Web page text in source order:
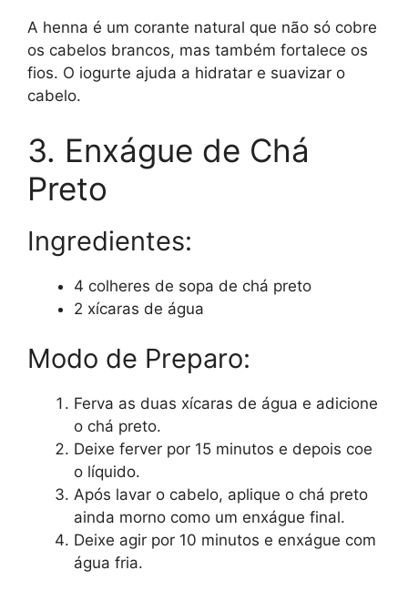
A henna é um corante natural que não só cobre
os cabelos brancos, mas também fortalece os
fios. O iogurte ajuda a hidratar e suavizar o
cabelo.
3. Enxágue de Chá
Preto
Ingredientes:
4 colheres de sopa de chá preto
2 xícaras de água
Modo de Preparo:
Ferva as duas xícaras de água e adicione
o chá preto.
Deixe ferver por 15 minutos e depois coe
o líquido.
Após lavar o cabelo, aplique o chá preto
ainda morno como um enxágue final.
Deixe agir por 10 minutos e enxágue com
água fria.